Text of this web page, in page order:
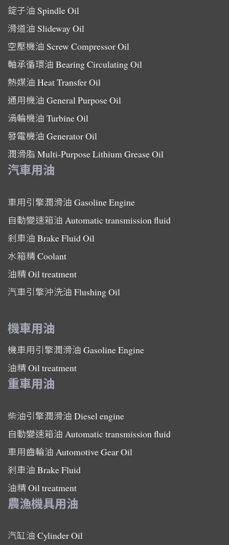
錠子油 Spindle Oil
滑道油 Slideway Oil
空壓機油 Screw Compressor Oil
軸承循環油 Bearing Circulating Oil
熱媒油 Heat Transfer Oil
通用機油 General Purpose Oil
渦輪機油 Turbine Oil
發電機油 Generator Oil
潤滑脂 Multi-Purpose Lithium Grease Oil
汽車用油
車用引擎潤滑油 Gasoline Engine
自動變速箱油 Automatic transmission fluid
剎車油 Brake Fluid Oil
水箱精Coolant
油精Oil treatment
汽車引擎沖洗油 Flushing Oil
機車用油
機車用引擎潤滑油 Gasoline Engine
油精Oil treatment
重車用油
柴油引擎潤滑油 Diesel engine
自動變速箱油 Automatic transmission fluid
車用齒輪油 Automotive Gear Oil
剎車油 Brake Fluid
油精Oil treatment
農漁機具用油
汽缸油 Cylinder Oil